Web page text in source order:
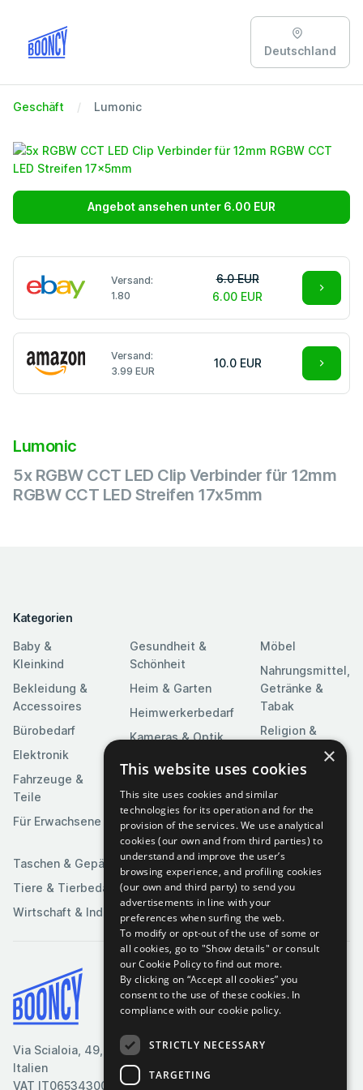
Deutschland
Geschäft Lumonic
Angebot ansehen unter 6.00 EUR
Versand:
1.80
6.0 EUR
6.00 EUR
Versand:
3.99 EUR
10.0 EUR
Lumonic
5x RGBW CCT LED Clip Verbinder für 12mm
RGBW CCT LED Streifen 17x5mm
Kategorien
Baby &
Kleinkind
Bekleidung &
Accessoires
Bürobedarf
Elektronik
Fahrzeuge &
Teile
Für Erwachsene
Gesundheit &
Schönheit
Heim & Garten
Heimwerkerbedarf
Kameras & Optik
Kunst &
Unterhaltung
Medien
Möbel
Nahrungsmittel,
Getränke &
Tabak
Religion &
Feierlichkeiten
Software
Spielzeuge &
Spiele
Sportartikel
Taschen & Gepäck
Tiere & Tierbedarf
Wirtschaft & Industrie
Via Scialoia, 49, Florenz,
Italien
VAT IT06534300485
Bedingungen & Konditionen
Cookie-Richtlinie
Datenschutzrichtlinie
×
This website uses cookies
This site uses cookies and similar
technologies for its operation and for the
provision of the services. We use analytical
cookies (our own and from third parties) to
understand and improve the user’s
browsing experience, and profiling cookies
(our own and third party) to send you
advertisements in line with your
preferences when surfing the web.
To modify or opt-out of the use of some or
all cookies, go to "Show details" or consult
our Cookie Policy to find out more.
By clicking on “Accept all cookies” you
consent to the use of these cookies. In
compliance with our cookie policy.
STRICTLY NECESSARY
TARGETING